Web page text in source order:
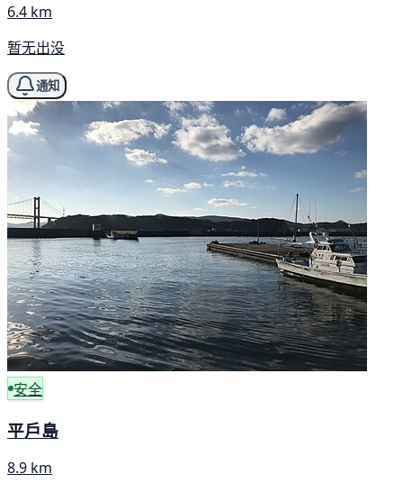
6.4 km
暂无出没
通知
安全
平戶島
8.9 km